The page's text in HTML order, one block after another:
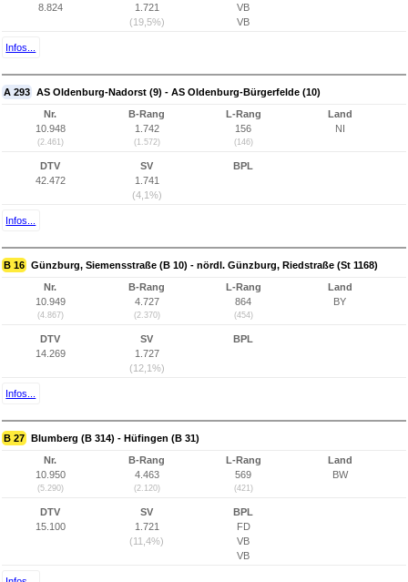
8.824
1.721
(19,5%)
VB
VB
Infos...
A 293 AS Oldenburg-Nadorst (9) - AS Oldenburg-Bürgerfelde (10)
Nr.
10.948
(2.461)
B-Rang
1.742
(1.572)
L-Rang
156
(146)
Land
NI
DTV
42.472
SV
1.741
(4,1%)
BPL
Infos...
B 16 Günzburg, Siemensstraße (B 10) - nördl. Günzburg, Riedstraße (St 1168)
Nr.
10.949
(4.867)
B-Rang
4.727
(2.370)
L-Rang
864
(454)
Land
BY
DTV
14.269
SV
1.727
(12,1%)
BPL
Infos...
B 27 Blumberg (B 314) - Hüfingen (B 31)
Nr.
10.950
(5.290)
B-Rang
4.463
(2.120)
L-Rang
569
(421)
Land
BW
DTV
15.100
SV
1.721
(11,4%)
BPL
FD
VB
VB